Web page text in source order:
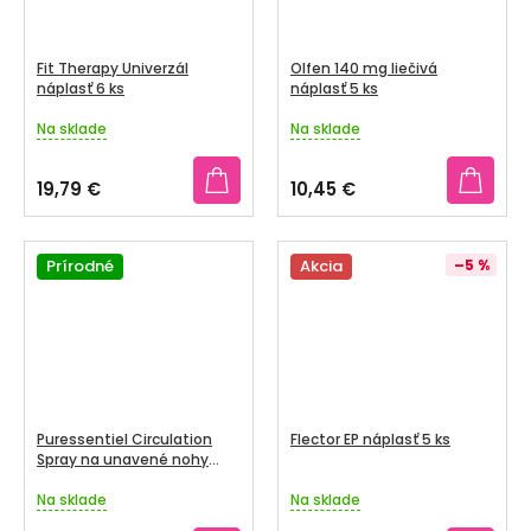
Fit Therapy Univerzál
náplasť 6 ks
Priemerné
produktu
je
5,0
z
Na sklade
19,79 €
Olfen 140 mg liečivá
náplasť 5 ks
Priemerné
produktu
je
5,0
z
Na sklade
10,45 €
Prírodné
Puressentiel Circulation
Spray na unavené nohy
Priemerné
Na sklade
Akcia –5 %
Flector EP náplasť 5 ks
Priemerné
Na sklade